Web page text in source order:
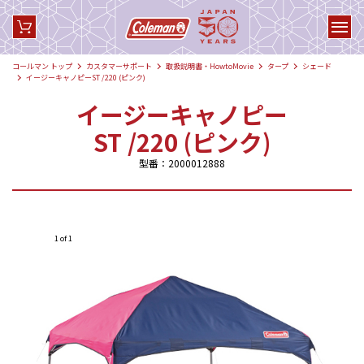
コールマン トップ カスタマーサポート 取扱説明書・HowtoMovie タープ
シェード
イージーキャノピーST /220 (ピンク)
イージーキャノピー
ST /220 (ピンク)
型番：2000012888
1 of 1